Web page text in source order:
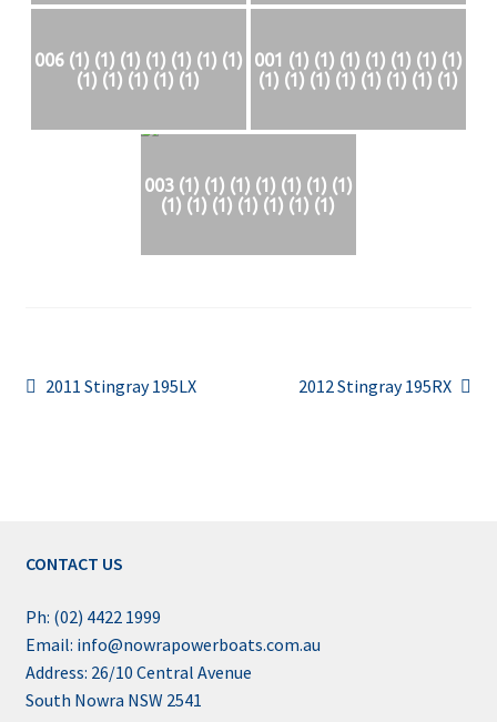
006 (1) (1) (1) (1) (1) (1) (1)
(1) (1) (1) (1) (1)
001 (1) (1) (1) (1) (1) (1) (1)
(1) (1) (1) (1) (1) (1) (1) (1)
003 (1) (1) (1) (1) (1) (1) (1)
(1) (1) (1) (1) (1) (1) (1)
Post
Previous
2011 Stingray 195LX
Next
2012 Stingray 195RX
CONTACT US
Ph: (02) 4422 1999
Email: info@nowrapowerboats.com.au
Address: 26/10 Central Avenue
South Nowra NSW 2541